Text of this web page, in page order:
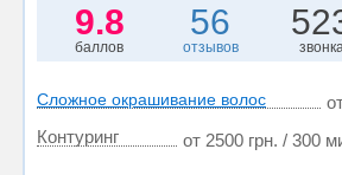
9.8
баллов
56
отзывов звонка
Сложное окрашивание волос
Контуринг
от 2500 грн. / 300